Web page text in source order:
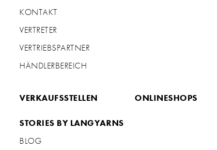
KONTAKT
VERTRETER
VERTRIEBSPARTNER
HÄNDLERBEREICH
VERKAUFSSTELLEN ONLINESHOPS
STORIES BY LANGYARNS
BLOG